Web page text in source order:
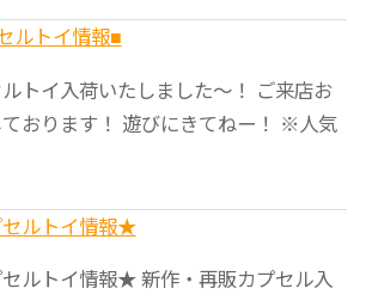
ルトイ情報■
トイ入荷いたしました〜！ ご来店お
おります！ 遊びにきてねー！ ※人気
ルトイ情報★
ルトイ情報★ 新作・再販カプセル入